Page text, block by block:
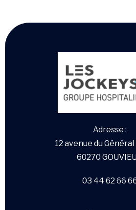
Adresse :
12 avenue du
60270
03 44 62 66